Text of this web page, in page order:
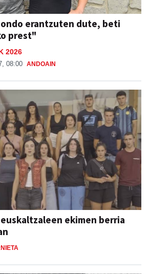
erantzuten dute, beti
prest"
2026
08:00 ANDOAIN
ekimen berria